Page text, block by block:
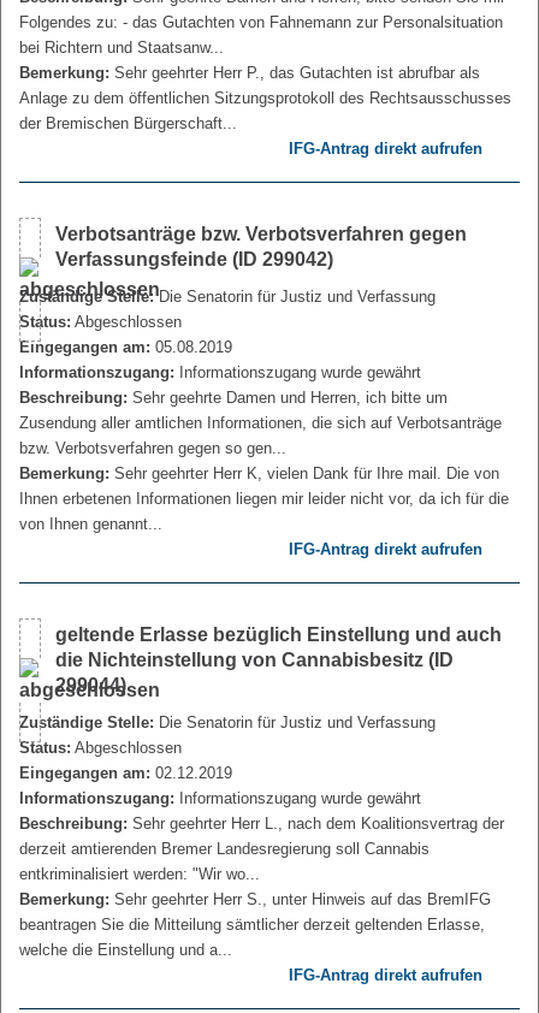
Folgendes zu: - das Gutachten von Fahnemann zur Personalsituation
bei Richtern und Staatsanw...
Bemerkung: Sehr geehrter Herr P., das Gutachten ist abrufbar als
Anlage zu dem öffentlichen Sitzungsprotokoll des Rechtsausschusses
der Bremischen Bürgerschaft...
IFG-Antrag direkt aufrufen
Verbotsanträge bzw. Verbotsverfahren gegen
Verfassungsfeinde (ID 299042)
Zuständige Stelle:Die Senatorin für Justiz und Verfassung
Status: Abgeschlossen
Eingegangen am: 05.08.2019
Informationszugang: Informationszugang wurde gewährt
Beschreibung: Sehr geehrte Damen und Herren, ich bitte um
Zusendung aller amtlichen Informationen, die sich auf Verbotsanträge
bzw. Verbotsverfahren gegen so gen...
Bemerkung: Sehr geehrter Herr K, vielen Dank für Ihre mail. Die von
Ihnen erbetenen Informationen liegen mir leider nicht vor, da ich für die
von Ihnen genannt...
IFG-Antrag direkt aufrufen
geltende Erlasse bezüglich Einstellung und auch
die Nichteinstellung von Cannabisbesitz (ID
299044)
Zuständige Stelle: Die Senatorin für Justiz und Verfassung
Status: Abgeschlossen
Eingegangen am: 02.12.2019
Informationszugang: Informationszugang wurde gewährt
Beschreibung: Sehr geehrter Herr L., nach dem Koalitionsvertrag der
derzeit amtierenden Bremer Landesregierung soll Cannabis
entkriminalisiert werden: "Wir wo...
Bemerkung: Sehr geehrter Herr S., unter Hinweis auf das BremIFG
beantragen Sie die Mitteilung sämtlicher derzeit geltenden Erlasse,
welche die Einstellung und a...
IFG-Antrag direkt aufrufen